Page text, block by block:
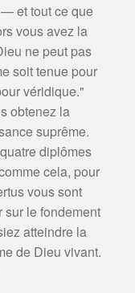
et tout ce que
vous avez la
ne peut pas
soit tenue pour
véridique."
obtenez la
suprême.
diplômes
cela, pour
vous sont
le fondement
atteindre la
de Dieu vivant.